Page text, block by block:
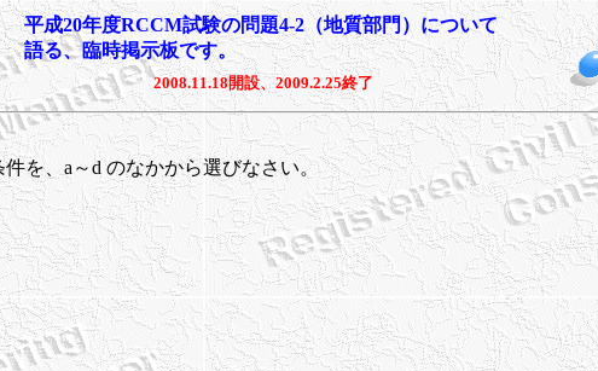
平成20年度RCCM試験の問題4-2（地質部門）について
語る、臨時掲示板です。
2008.11.18開設、2009.2.25終了
を、a～d のなかから選びなさい。